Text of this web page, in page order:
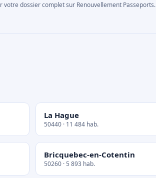
dossier complet sur Renouvellement Passeports.
La Hague
50440 · 11 484 hab.
Bricquebec-en-Cotentin
50260 · 5 893 hab.